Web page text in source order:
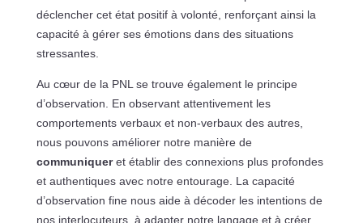
déclencher cet état positif à volonté, renforçant ainsi la
capacité à gérer ses émotions dans des situations
stressantes.
Au cœur de la PNL se trouve également le principe
d’observation. En observant attentivement les
comportements verbaux et non-verbaux des autres,
nous pouvons améliorer notre manière de
communiqueret établir des connexions plus profondes
et authentiques avec notre entourage. La capacité
d’observation fine nous aide à décoder les intentions de
nos interlocuteurs, à adapter notre langage et à créer